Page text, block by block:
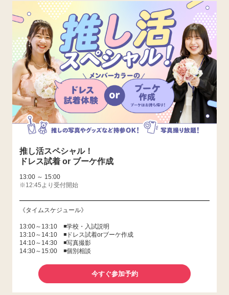
推し活スペシャル！
ドレス試着 or ブーケ作成
13:00 ～ 15:00
※12:45より受付開始
《タイムスケジュール》
13:00～13:10 ◾️学校・入試説明
13:10～14:10 ◾️ドレス試着orブーケ作成
14:10～14:30 ◾️写真撮影
14:30～15:00 ◾️個別相談
今すぐ参加予約